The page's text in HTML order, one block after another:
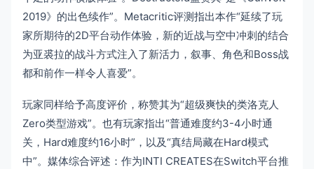
2019》的出色续作”。Metacritic评测指出本作“延续了玩
家所期待的2D平台动作体验，新的近战与空中冲刺的结合
为亚裘拉的战斗方式注入了新活力，叙事、角色和Boss战
都和前作一样令人喜爱”。
玩家同样给予高度评价，称赞其为“超级爽快的类洛克人
Zero类型游戏”。也有玩家指出“普通难度约3-4小时通
关，Hard难度约16小时”，以及“真结局藏在Hard模式
中”。媒体综合评述：作为INTI CREATES在Switch平台推